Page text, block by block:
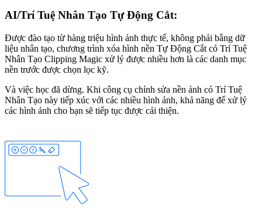
AI/Trí Tuệ Nhân Tạo Tự Động Cắt:
Được đào tạo từ hàng triệu hình ảnh thực tế, không phải bằng dữ
liệu nhân tạo, chương trình xóa hình nền Tự Động Cắt có Trí Tuệ
Nhân Tạo Clipping Magic xử lý được nhiều hơn là các danh mục
nền trước được chọn lọc kỹ.
Và việc học đã dừng. Khi công cụ chỉnh sửa nền ảnh có Trí Tuệ
Nhân Tạo này tiếp xúc với các nhiều hình ảnh, khả năng để xử lý
các hình ảnh cho bạn sẽ tiếp tục được cải thiện.